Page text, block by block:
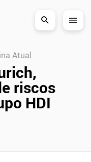
Atual
riscos
HDI